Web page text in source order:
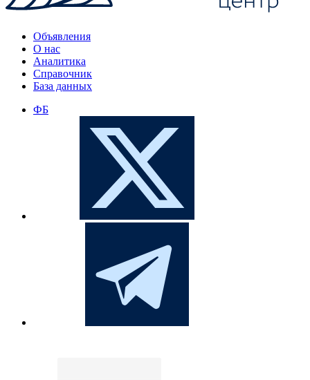
Объявления
О нас
Аналитика
Справочник
База данных
ФБ